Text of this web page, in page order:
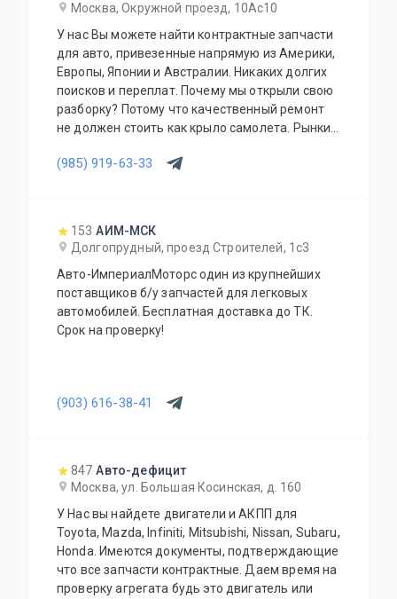
Москва, Окружной проезд, 10Ас10
У нас Вы можете найти контрактные запчасти
для авто, привезенные напрямую из Америки,
Европы, Японии и Австралии. Никаких долгих
поисков и переплат. Почему мы открыли свою
разборку? Потому что качественный ремонт
не должен стоить как крыло самолета. Рынки
отличных доноров с живыми узлами. Мы
(985) 919-63-33
153 АИМ-МСК
Долгопрудный, проезд Строителей, 1с3
Авто-ИмпериалМоторс один из крупнейших
поставщиков б/у запчастей для легковых
автомобилей. Бесплатная доставка до ТК.
Срок на проверку!
(903) 616-38-41
847 Авто-дефицит
Москва, ул. Большая Косинская, д. 160
У Нас вы найдете двигатели и АКПП для
Toyota, Mazda, Infiniti, Mitsubishi, Nissan, Subaru,
Honda. Имеются документы, подтверждающие
что все запчасти контрактные. Даем время на
проверку агрегата будь это двигатель или